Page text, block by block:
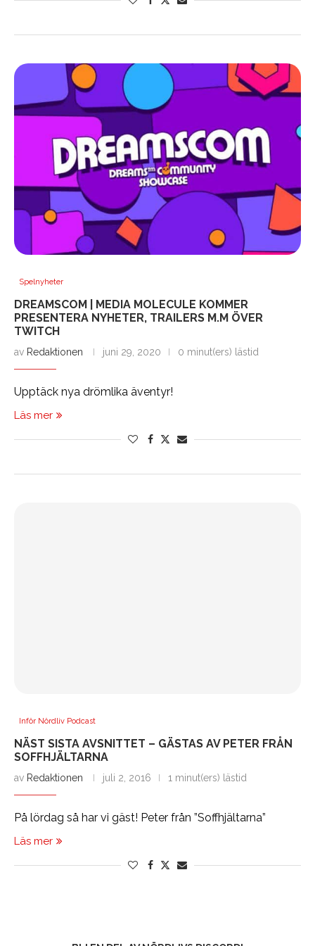
Spelnyheter
DREAMSCOM | MEDIA MOLECULE KOMMER
PRESENTERA NYHETER, TRAILERS M.M ÖVER
TWITCH
av Redaktionen juni 29, 2020 0 minut(ers) lästid
Upptäck nya drömlika äventyr!
Läs mer
Inför Nördliv Podcast
NÄST SISTA AVSNITTET – GÄSTAS AV PETER FRÅN
SOFFHJÄLTARNA
av Redaktionen juli 2, 2016 1 minut(ers) lästid
På lördag så har vi gäst! Peter från ”Soffhjältarna”
Läs mer